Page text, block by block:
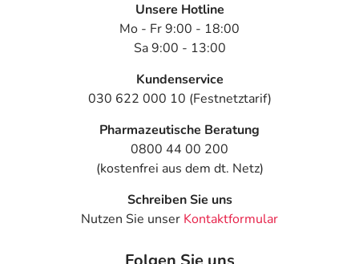
Unsere Hotline
Mo - Fr 9:00 - 18:00
Sa 9:00 - 13:00
Kundenservice
030 622 000 10 (Festnetztarif)
Pharmazeutische Beratung
0800 44 00 200
(kostenfrei aus dem dt. Netz)
Schreiben Sie uns
Nutzen Sie unser Kontaktformular